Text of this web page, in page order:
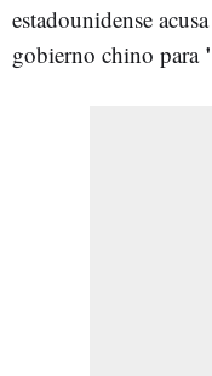
estadounidense
gobierno chino para